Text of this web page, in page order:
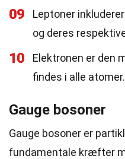
09
Leptoner
og deres
10
Elektronen er den
findes i alle atomer.
Gauge bosoner
Gauge bosoner er
fundamentale kræfter